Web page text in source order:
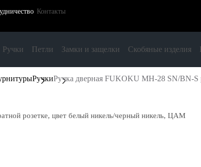
Контакты
Ручки Петли Замки и защелки Скобяные изделия
РучкиРучка дверная FUKOKU MH-28 SN/BN-S
розетке, цвет белый никель/черный никель, ЦАМ